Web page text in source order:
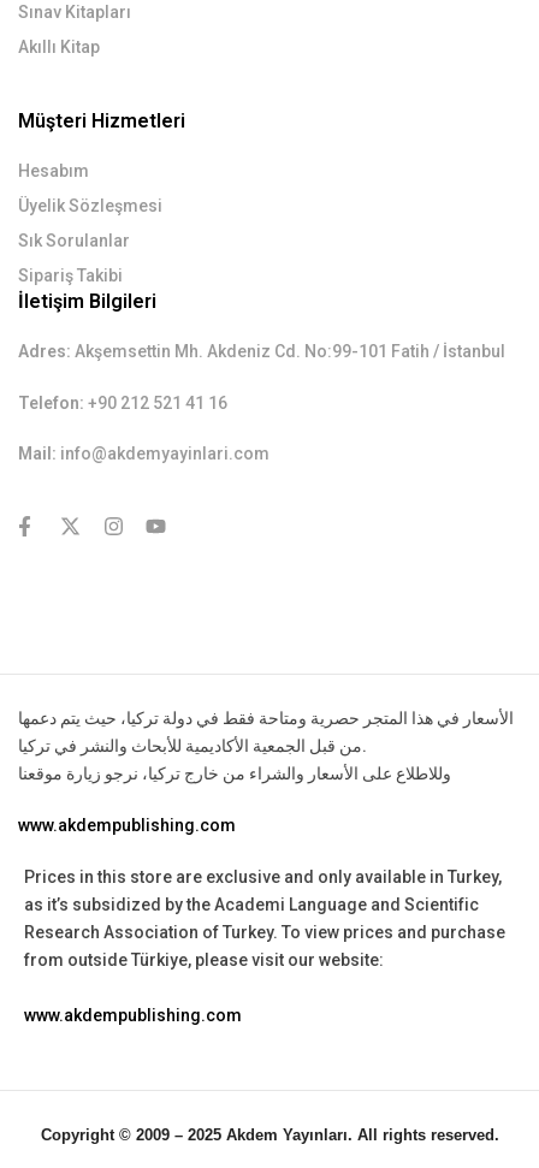
Sınav Kitapları
Akıllı Kitap
Müşteri Hizmetleri
Hesabım
Üyelik Sözleşmesi
Sık Sorulanlar
Sipariş Takibi
İletişim Bilgileri
Adres: Akşemsettin Mh. Akdeniz Cd. No:99-101 Fatih / İstanbul
Telefon: +90 212 521 41 16
Mail: info@akdemyayinlari.com
الأسعار في هذا المتجر حصرية ومتاحة فقط في دولة تركيا، حيث يتم دعمها
من قبل الجمعية الأكاديمية للأبحاث والنشر في تركيا.
وللاطلاع على الأسعار والشراء من خارج تركيا، نرجو زيارة موقعنا
www.akdempublishing.com
Prices in this store are exclusive and only available in Turkey,
as it’s subsidized by the Academi Language and Scientific
Research Association of Turkey. To view prices and purchase
from outside Türkiye, please visit our website:
www.akdempublishing.com
Copyright © 2009 – 2025 Akdem Yayınları. All rights reserved.